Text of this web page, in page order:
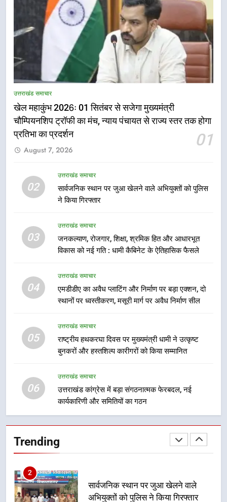
उत्तराखंड समाचार
खेल महाकुंभ 2026ः 01 सितंबर से सजेगा मुख्यमंत्री
चौम्पियनशिप ट्रॉफी का मंच, न्याय पंचायत से राज्य स्तर तक होगा
प्रतिभा का प्रदर्शन
01
August 7, 2026
02
उत्तराखंड समाचार
सार्वजनिक स्थान पर जुआ खेलने वाले अभियुक्तों को पुलिस
ने किया गिरफ्तार
03
उत्तराखंड समाचार
जनकल्याण, रोजगार, शिक्षा, श्रमिक हित और आधारभूत
विकास को नई गति : धामी कैबिनेट के ऐतिहासिक फैसले
04
उत्तराखंड समाचार
एमडीडीए का अवैध प्लाटिंग और निर्माण पर बड़ा एक्शन, दो
स्थानों पर ध्वस्तीकरण, मसूरी मार्ग पर अवैध निर्माण सील
05
उत्तराखंड समाचार
राष्ट्रीय हथकरघा दिवस पर मुख्यमंत्री धामी ने उत्कृष्ट
बुनकरों और हस्तशिल्प कारीगरों को किया सम्मानित
06
उत्तराखंड समाचार
उत्तराखंड कांग्रेस में बड़ा संगठनात्मक फेरबदल, नई
कार्यकारिणी और समितियों का गठन
Trending
राष्ट्रीय हथकरघा दिवस पर मुख्यमंत्री
कारीगरों को किया सम्मानित
उत्तराखंड समाचार
6
का गठन
उत्तराखंड समाचार
देना सरकार की सर्वोच्च प्राथमिकता, आने
वाले महीनों में हजारों पदों पर की जाएगी
भर्ती
उत्तराखंड समाचार
दिल्ली-देहरादून आर्थिक कॉरिडोर से जुड़ी
12 किमी ग्रीनफील्ड बाईपास परियोजना
निर्देश, सुरक्षा मानकों से कोई समझौता
नहींः डीएम
1
खेल महाकुंभ 2026ः 01 सितंबर से सजेगा
न्याय पंचायत से राज्य स्तर तक होगा
प्रतिभा का प्रदर्शन
उत्तराखंड समाचार
अभियुक्तों को पुलिस ने किया गिरफ्तार
3
जनकल्याण, रोजगार, शिक्षा, श्रमिक हित
और आधारभूत विकास को नई गति : धामी